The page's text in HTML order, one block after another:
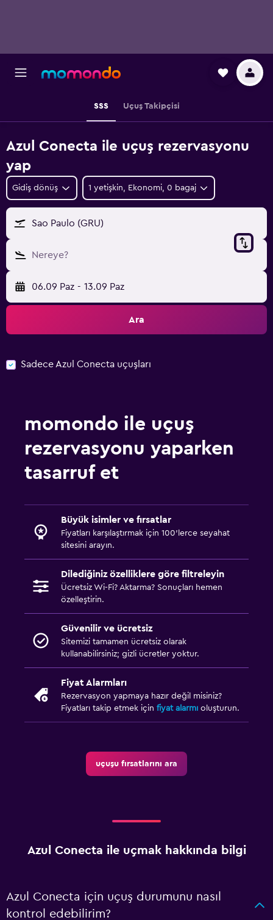
SSS Uçuş Takipçisi
Azul Conecta ile uçuş rezervasyonu
yap
Gidiş dönüş 1 yetişkin, Ekonomi, 0 bagaj
Sao Paulo (GRU)
Nereye?
06.09 Paz - 13.09 Paz
Ara
Sadece Azul Conecta uçuşları
momondo ile uçuş
rezervasyonu yaparken
tasarruf et
Büyük isimler ve fırsatlar
Fiyatları karşılaştırmak için 100'lerce seyahat
sitesini arayın.
Dilediğiniz özelliklere göre filtreleyin
Ücretsiz Wi-Fi? Aktarma? Sonuçları hemen
özelleştirin.
Güvenilir ve ücretsiz
Sitemizi tamamen ücretsiz olarak
kullanabilirsiniz; gizli ücretler yoktur.
Fiyat Alarmları
Rezervasyon yapmaya hazır değil misiniz?
Fiyatları takip etmek için fiyat alarmı oluşturun.
uçuşu fırsatlarını ara
Azul Conecta ile uçmak hakkında bilgi
Azul Conecta için uçuş durumunu nasıl
kontrol edebilirim?